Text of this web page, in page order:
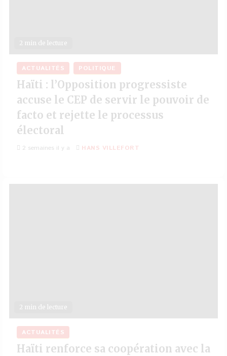
2 min de lecture
ACTUALITÉS POLITIQUE
Haïti : l’Opposition progressiste
accuse le CEP de servir le pouvoir de
facto et rejette le processus
électoral
2 semaines il y a HANS VILLEFORT
2 min de lecture
ACTUALITÉS
Haïti renforce sa coopération avec la